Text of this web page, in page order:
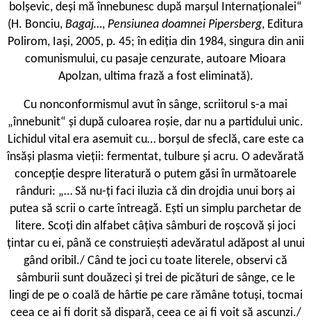
bolșevic, deși mă înnebunesc după marșul Internaționalei“
(H. Bonciu, Bagaj…, Pensiunea doamnei Pipersberg, Editura
Polirom, Iași, 2005, p. 45; în ediția din 1984, singura din anii
comunismului, cu pasaje cenzurate, autoare Mioara
Apolzan, ultima frază a fost eliminată).
Cu nonconformismul avut în sânge, scriitorul s-a mai
„înnebunit“ și după culoarea roșie, dar nu a partidului unic.
Lichidul vital era asemuit cu… borșul de sfeclă, care este ca
însăși plasma vieții: fermentat, tulbure și acru. O adevărată
concepție despre literatură o putem găsi în următoarele
rânduri: „… Să nu-ți faci iluzia că din drojdia unui borș ai
putea să scrii o carte întreagă. Ești un simplu parchetar de
litere. Scoți din alfabet câțiva sâmburi de roșcovă și joci
țintar cu ei, până ce construiești adevăratul adăpost al unui
gând oribil./ Când te joci cu toate literele, observi că
sâmburii sunt douăzeci și trei de picături de sânge, ce le
lingi de pe o coală de hârtie pe care rămâne totuși, tocmai
ceea ce ai fi dorit să dispară, ceea ce ai fi voit să ascunzi./